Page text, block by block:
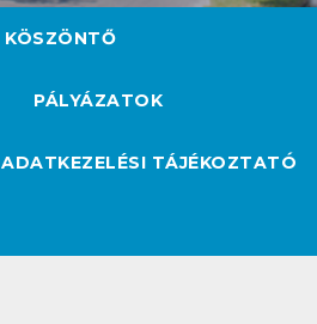
KÖSZÖNTŐ
PÁLYÁZATOK
ADATKEZELÉSI TÁJÉKOZTATÓ